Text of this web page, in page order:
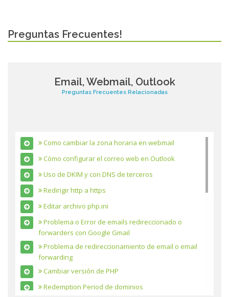
Preguntas Frecuentes!
Email, Webmail, Outlook
Preguntas Frecuentes Relacionadas
Como cambiar la zona horaria en webmail
Cómo configurar el correo web en Outlook
Uso de DKIM y con DNS de terceros
Redirigir http a https
Editar archivo php.ini
Problema o Error de emails redireccionado o
forwarders con Google Gmail
Problema de redireccionamiento de email o email
forwarding
Cambiar versión de PHP
Redemption Period de dominios